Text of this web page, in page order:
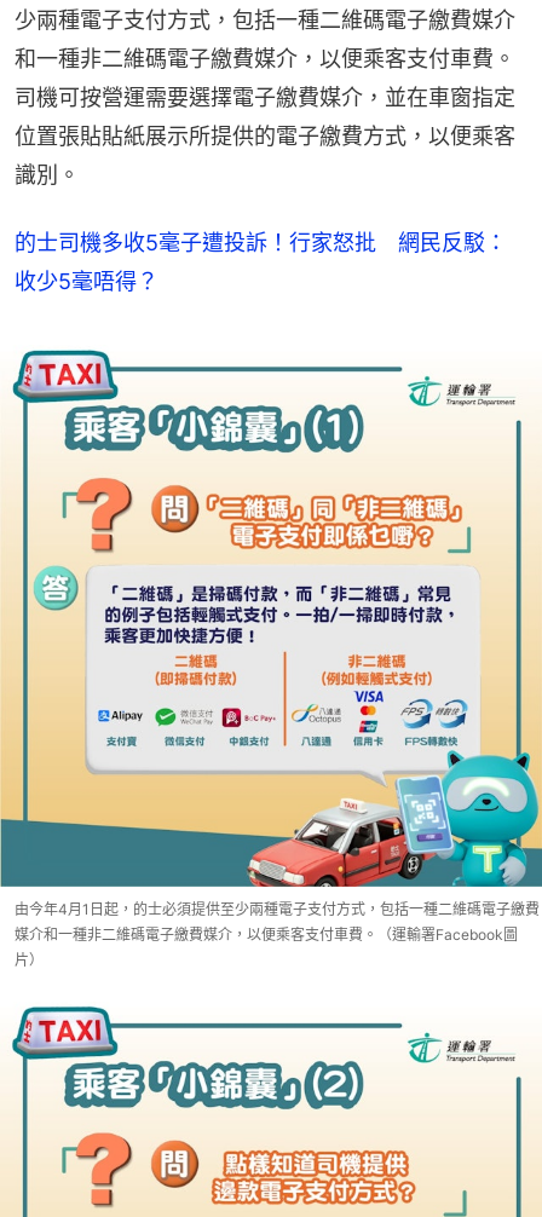
少兩種電子支付方式，包括一種二維碼電子繳費媒介
和一種非二維碼電子繳費媒介，以便乘客支付車費。
司機可按營運需要選擇電子繳費媒介，並在車窗指定
位置張貼貼紙展示所提供的電子繳費方式，以便乘客
識別。
的士司機多收5毫子遭投訴！行家怒批 網民反駁：
收少5毫唔得？
由今年4月1日起，的士必須提供至少兩種電子支付方式，包括一種二維碼電子繳費
媒介和一種非二維碼電子繳費媒介，以便乘客支付車費。（運輸署Facebook圖
片）